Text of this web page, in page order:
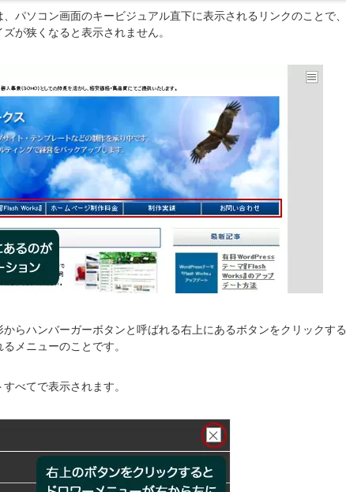
パソコン画面のキービジュアル直下に表示されるリンクのことで、
が狭くなると表示されません。
からハンバーガーボタンと呼ばれる右上にあるボタンをクリックする
メニューのことです。
べてで表示されます。